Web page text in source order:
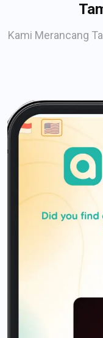
Kami Merancang